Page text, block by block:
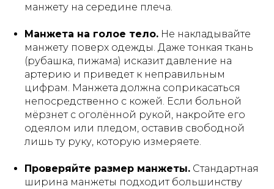
манжету на середине плеча.
Манжета на голое тело. Не накладывайте
манжету поверх одежды. Даже тонкая ткань
(рубашка, пижама) исказит давление на
артерию и приведет к неправильным
цифрам. Манжета должна соприкасаться
непосредственно с кожей. Если больной
мёрзнет с оголённой рукой, накройте его
одеялом или пледом, оставив свободной
лишь ту руку, которую измеряете.
Проверяйте размер манжеты. Стандартная
ширина манжеты подходит большинству